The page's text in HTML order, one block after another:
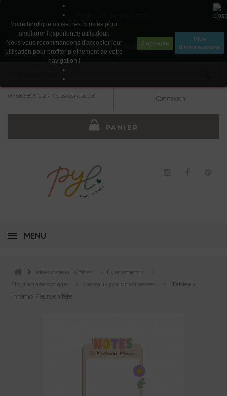
avec Paypal
Devenir revendeur
0768389902 • Nous contacter Connexion
PANIER
•
•
Notre boutique utilise des cookies pour
améliorer l'expérience utilisateur.
Nous vous recommandons d'accepter leur
utilisation pour profiter pleinement de votre
navigation !
•
•
J'accepte
Plus
d'informations
MENU
Idées cadeau & fêtes Événements
Fin d'année scolaire
Cadeaux pour maîtresses
Tableau
mémo Fleurs en fête